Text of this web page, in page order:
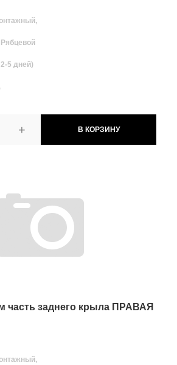
5 дней)
+ В КОРЗИНУ
часть заднего крыла ПРАВАЯ